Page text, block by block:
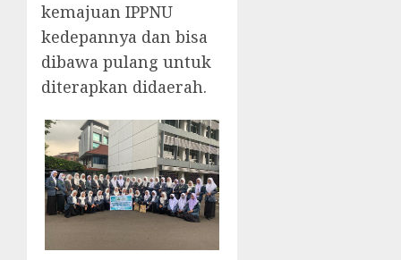
kemajuan IPPNU
kedepannya dan bisa
dibawa pulang untuk
diterapkan didaerah.